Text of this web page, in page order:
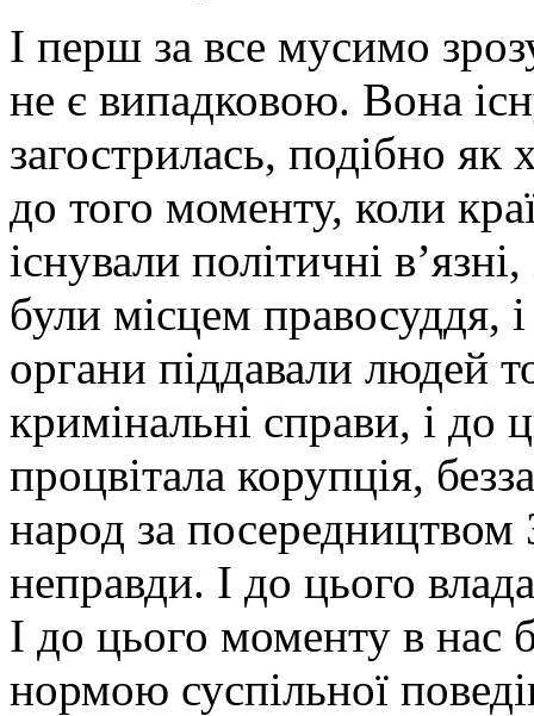
І перш за все мусимо
не є випадковою. Вона
загострилась, подібно як
до того моменту, коли
існували політичні
були місцем правосуддя,
органи піддавали людей
кримінальні справи, і до
процвітала корупція,
народ за
неправди. І до цього
І до цього моменту в нас
нормою суспільної